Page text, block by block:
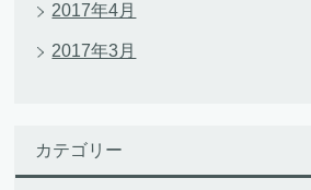
2017年4月
2017年3月
カテゴリー